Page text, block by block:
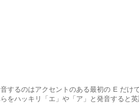
するのはアクセントのある最初の E だけ
をハッキリ「エ」や「ア」と発音すると